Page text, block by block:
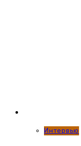
Интервью